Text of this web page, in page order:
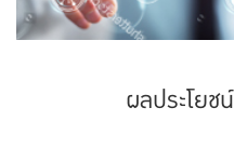
ผลประโยช